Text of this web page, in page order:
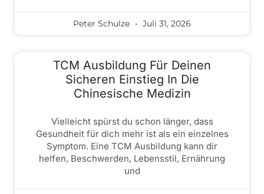
Peter Schulze Juli 31, 2026
TCM Ausbildung Für Deinen
Sicheren Einstieg In Die
Chinesische Medizin
Vielleicht spürst du schon länger, dass
Gesundheit für dich mehr ist als ein einzelnes
Symptom. Eine TCM Ausbildung kann dir
helfen, Beschwerden, Lebensstil, Ernährung
und